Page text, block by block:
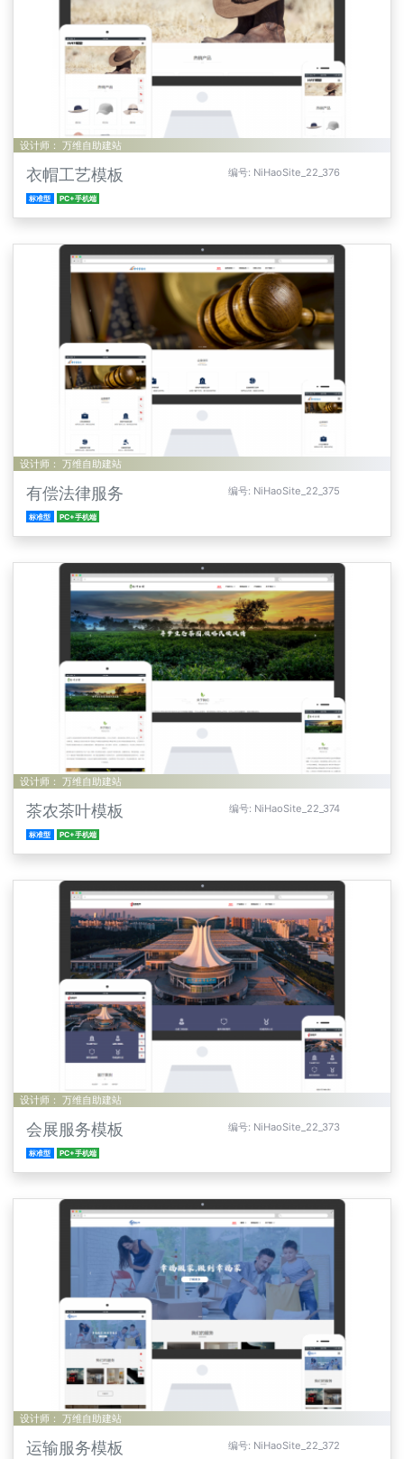
设计师： 万维自助建站
衣帽工艺模板 编号: NiHaoSite_22_376
标准型 PC+手机端
设计师： 万维自助建站
有偿法律服务 编号: NiHaoSite_22_375
标准型 PC+手机端
设计师： 万维自助建站
茶农茶叶模板 编号: NiHaoSite_22_374
标准型 PC+手机端
设计师： 万维自助建站
会展服务模板 编号: NiHaoSite_22_373
标准型 PC+手机端
设计师： 万维自助建站
运输服务模板 编号: NiHaoSite_22_372